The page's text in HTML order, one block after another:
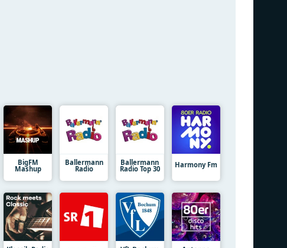
BigFM
Mashup
Ballermann
Radio
Ballermann
Radio Top 30 Harmony Fm